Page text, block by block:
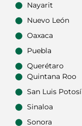
Nayarit
Nuevo León
Oaxaca
Puebla
Querétaro
Quintana Roo
San Luis Potosí
Sinaloa
Sonora